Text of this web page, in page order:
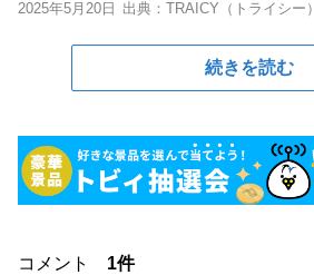
2025年5月20日 出典：TRAICY（トライシー）
続きを読む
コメント 1件